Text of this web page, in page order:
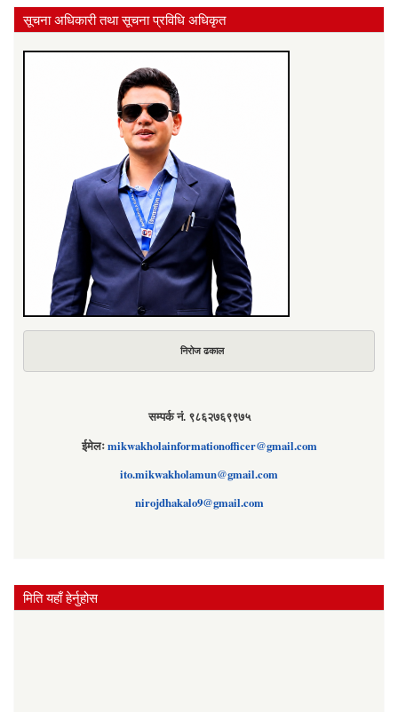
सूचना अधिकारी तथा सूचना प्रविधि अधिकृत
निरोज ढकाल
सम्पर्क नं. ९८६२७६९९७५
ईमेलःmikwakholainformationofficer@gmail.com
ito.mikwakholamun@gmail.com
nirojdhakalo9@gmail.com
मिति यहाँ हेर्नुहोस